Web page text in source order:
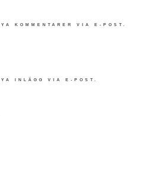
KOMMENTARER VIA E-POST.
INLÄGG VIA E-POST.